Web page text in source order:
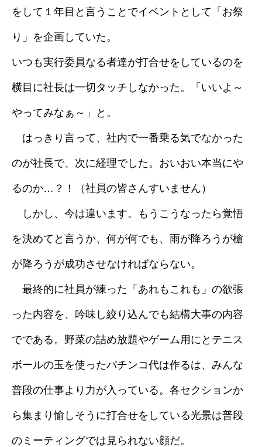
をして１年目と言うことでイベントとして「お祭
り」を企画していた。
いつも実行委員なる者達が打合せをしているのを
横目に社長は一切タッチしなかった。「いいよ～
やってみなぁ～」と。
はっきり言って、社内で一番乗る気でなかった
のが社長で、次に経理でした。おいおい本当にや
るのか…？！（社員の皆さんすいません）
しかし、今は違います。もうこうなったら覚悟
を決めてと言うか、何が何でも、雨が降ろうが槍
が降ろうが成功させなければならない。
最終的に社員が練った「あれもこれも」の欲張
った内容を、吟味し絞り込んでも結構大事の内容
でである。野菜の詰め放題やゲーム用にとテニス
ボールの玉を使ったパチンコ代は作るは、みんな
普段の仕事より力が入っている。各セクションか
ら集まり愉しそうに打合せをしている光景は普段
のミーティングでは見られない顔だ。